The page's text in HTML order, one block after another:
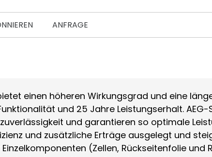
ANFRAGE
einen höheren Wirkungsgrad und eine
und 25 Jahre Leistungserhalt.
und garantieren so optimale
und zusätzliche Erträge ausgelegt und
(Zellen, Rückseitenfolie